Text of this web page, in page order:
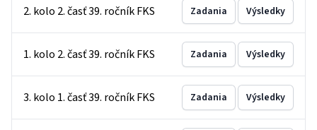
2. kolo 2. časť 39. ročník FKS Zadania Výsledky
1. kolo 2. časť 39. ročník FKS Zadania Výsledky
3. kolo 1. časť 39. ročník FKS Zadania Výsledky